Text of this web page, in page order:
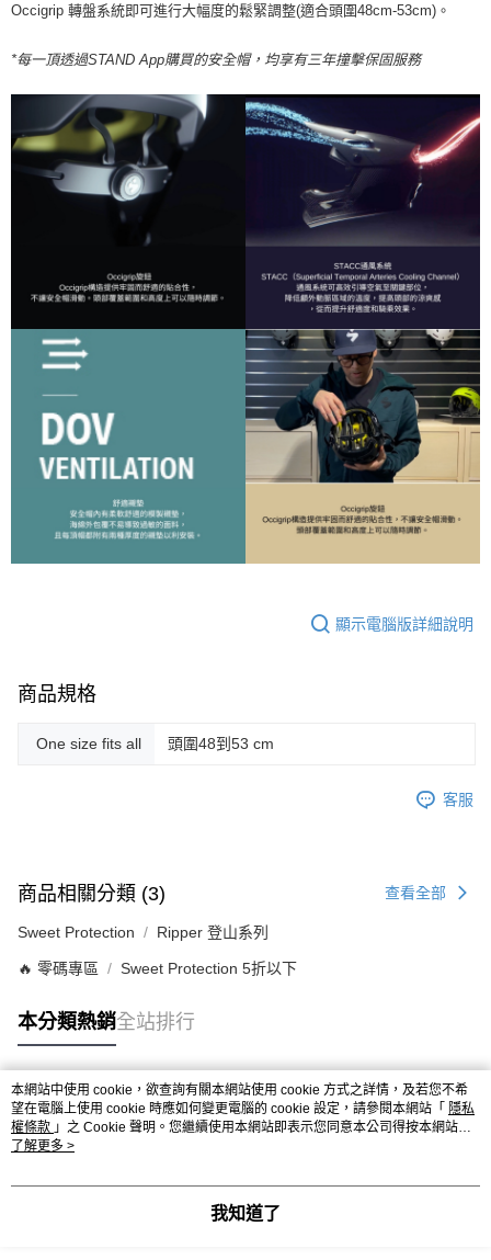
Occigrip 轉盤系統即可進行大幅度的鬆緊調整(適合頭圍48cm-53cm)。
*每一頂透過STAND App購買的安全帽，均享有三年撞擊保固服務
顯示電腦版詳細說明
商品規格
One size fits all 頭圍48到53 cm
客服
商品相關分類 (3) 查看全部
Sweet Protection Ripper 登山系列
🔥 零碼專區 Sweet Protection 5折以下
本分類熱銷全站排行
熱門標籤
本網站中使用 cookie，欲查詢有關本網站使用 cookie 方式之詳情，及若您不希
望在電腦上使用 cookie 時應如何變更電腦的 cookie 設定，請參閱本網站「 隱私
權條款 」之 Cookie 聲明。您繼續使用本網站即表示您同意本公司得按本網站使
用條款之 Cookie 聲明使用 cookie。
了解更多 >
我知道了